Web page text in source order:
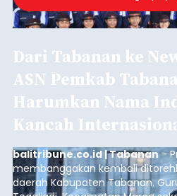
Dari Tabanan ke
ASN Pemkab
Harumkan Nama
Kancah
balitribune.co.id | Tabanan-
membanggakan kembali
daerah Kabupaten Tabanan.